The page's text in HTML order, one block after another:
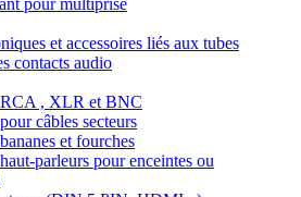
pour multiprise
et accessoires liés aux tubes
contacts audio
RCA , XLR et BNC
câbles secteurs
et fourches
parleurs pour enceintes ou